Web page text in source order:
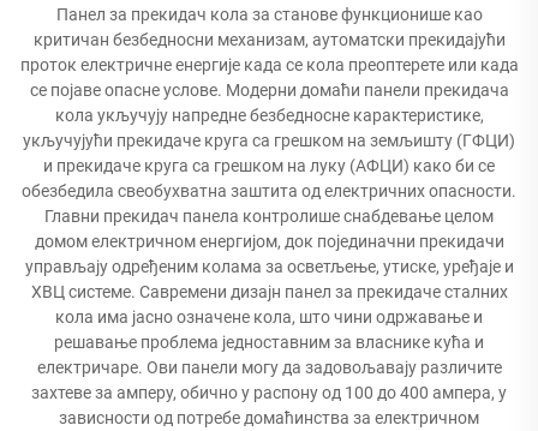
Панел за прекидач кола за станове функционише као
критичан безбедносни механизам, аутоматски прекидајући
проток електричне енергије када се кола преоптерете или када
се појаве опасне услове. Модерни домаћи панели прекидача
кола укључују напредне безбедносне карактеристике,
укључујући прекидаче круга са грешком на земљишту (ГФЦИ)
и прекидаче круга са грешком на луку (АФЦИ) како би се
обезбедила свеобухватна заштита од електричних опасности.
Главни прекидач панела контролише снабдевање целом
домом електричном енергијом, док појединачни прекидачи
управљају одређеним колама за осветљење, утиске, уређаје и
ХВЦ системе. Савремени дизајн панел за прекидаче сталних
кола има јасно означене кола, што чини одржавање и
решавање проблема једноставним за власнике кућа и
електричаре. Ови панели могу да задовољавају различите
захтеве за амперу, обично у распону од 100 до 400 ампера, у
зависности од потребе домаћинства за електричном